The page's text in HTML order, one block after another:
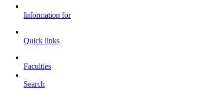
Information for
Quick links
Faculties
Search